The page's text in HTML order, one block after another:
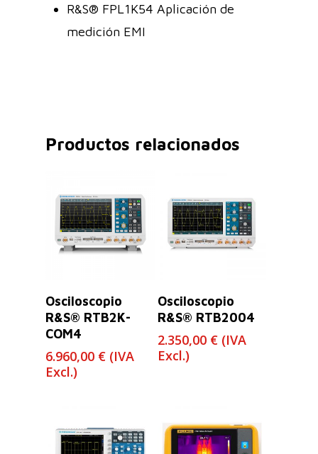
R&S® FPL1K54 Aplicación de
medición EMI
Productos relacionados
Leer Más
Osciloscopio
R&S® RTB2K-
COM4
6.960,00 € (IVA
Excl.)
Leer Más
Osciloscopio
R&S® RTB2004
2.350,00 € (IVA
Excl.)